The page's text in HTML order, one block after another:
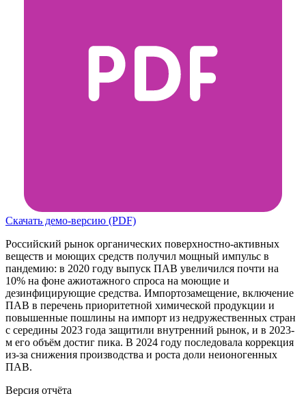
Скачать демо-версию (PDF)
Российский рынок органических поверхностно-активных
веществ и моющих средств получил мощный импульс в
пандемию: в 2020 году выпуск ПАВ увеличился почти на
10% на фоне ажиотажного спроса на моющие и
дезинфицирующие средства. Импортозамещение, включение
ПАВ в перечень приоритетной химической продукции и
повышенные пошлины на импорт из недружественных стран
с середины 2023 года защитили внутренний рынок, и в 2023-
м его объём достиг пика. В 2024 году последовала коррекция
из-за снижения производства и роста доли неионогенных
ПАВ.
Версия отчёта